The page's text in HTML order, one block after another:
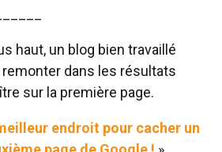
haut, un blog bien travaillé
dans les résultats
sur la première page.
endroit pour cacher un